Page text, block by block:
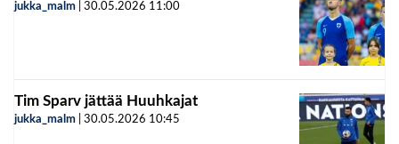
jukka_malm 30.05.2026 11:00
Tim Sparv jättää Huuhkajat
jukka_malm 30.05.2026 10:45